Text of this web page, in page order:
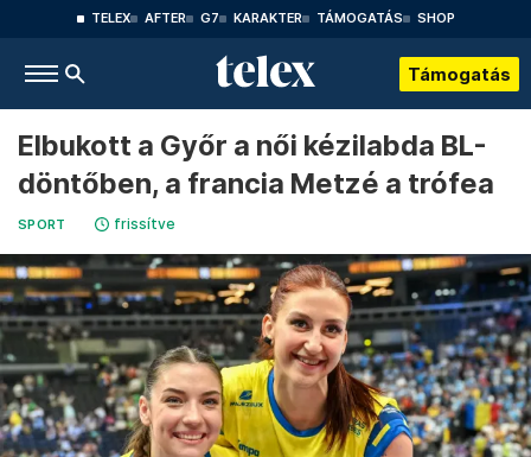
TELEX AFTER G7 KARAKTER TÁMOGATÁS SHOP
Támogatás
Elbukott a Győr a női kézilabda BL-
döntőben, a francia Metzé a trófea
SPORT frissítve